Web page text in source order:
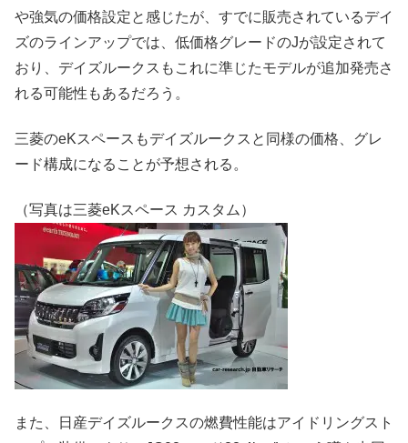
や強気の価格設定と感じたが、すでに販売されているデイ
ズのラインアップでは、低価格グレードのJが設定されて
おり、デイズルークスもこれに準じたモデルが追加発売さ
れる可能性もあるだろう。
三菱のeKスペースもデイズルークスと同様の価格、グレ
ード構成になることが予想される。
（写真は三菱eKスペース カスタム）
また、日産デイズルークスの燃費性能はアイドリングスト